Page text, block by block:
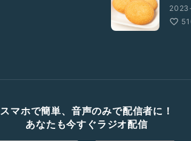
スマホで簡単、音声のみで配信者に！
あなたも今すぐラジオ配信